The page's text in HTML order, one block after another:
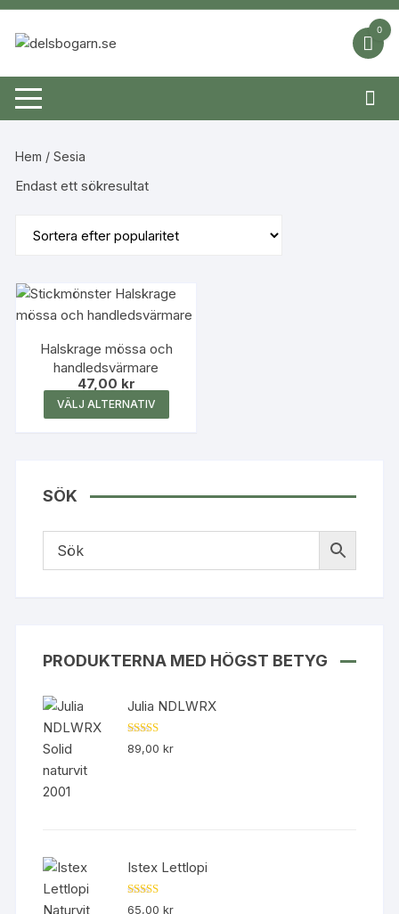
Hoppa
innehåll
0
Hem / Sesia
Endast ett sökresultat
Halskrage mössa och
handledsvärmare
47,00 kr
VÄLJ ALTERNATIV
här
De
alternativen
produktsidan
SÖK
PRODUKTERNA MED HÖGST BETYG
Julia NDLWRX
Betygsatt
5.00av 5
89,00kr
Istex Lettlopi
Betygsatt
65,00kr